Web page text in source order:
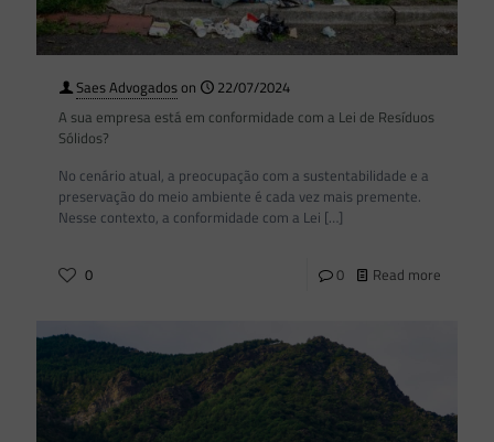
Saes Advogadoson
22/07/2024
A sua empresa está em conformidade com a Lei de Resíduos
Sólidos?
No cenário atual, a preocupação com a sustentabilidade e a
preservação do meio ambiente é cada vez mais premente.
Nesse contexto, a conformidade com a Lei […]
0 0 Read more